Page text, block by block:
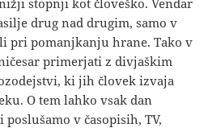
drug nad drugim, samo v
pri pomanjkanju hrane. Tako v
primerjati z divjaškim
ki jih človek izvaja
O tem lahko vsak dan
poslušamo v časopisih, TV,